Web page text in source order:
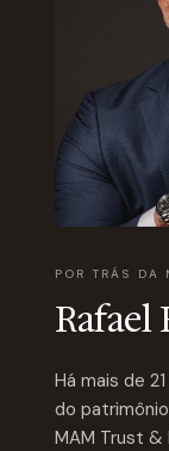
POR TRÁS DA
Rafael
Há mais de
do
MAM Trust &